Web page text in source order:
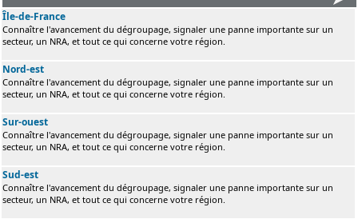
Île-de-France
Connaître l'avancement du dégroupage, signaler une panne importante sur un
secteur, un NRA, et tout ce qui concerne votre région.
Nord-est
Connaître l'avancement du dégroupage, signaler une panne importante sur un
secteur, un NRA, et tout ce qui concerne votre région.
Sur-ouest
Connaître l'avancement du dégroupage, signaler une panne importante sur un
secteur, un NRA, et tout ce qui concerne votre région.
Sud-est
Connaître l'avancement du dégroupage, signaler une panne importante sur un
secteur, un NRA, et tout ce qui concerne votre région.